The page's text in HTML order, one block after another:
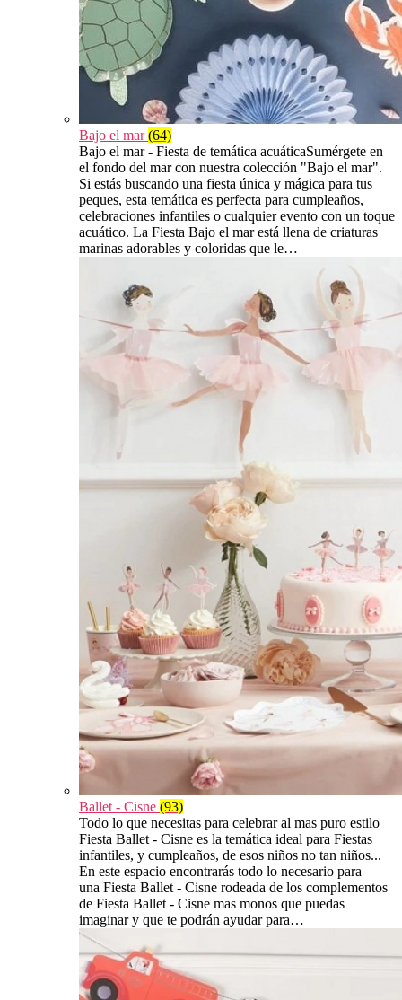
Bajo el mar(64)
Bajo el mar - Fiesta de temática acuáticaSumérgete en
el fondo del mar con nuestra colección "Bajo el mar".
Si estás buscando una fiesta única y mágica para tus
peques, esta temática es perfecta para cumpleaños,
celebraciones infantiles o cualquier evento con un toque
acuático. La Fiesta Bajo el mar está llena de criaturas
marinas adorables y coloridas que le…
Ballet - Cisne (93)
Todo lo que necesitas para celebrar al mas puro estilo
Fiesta Ballet - Cisne es la temática ideal para Fiestas
infantiles, y cumpleaños, de esos niños no tan niños...
En este espacio encontrarás todo lo necesario para
una Fiesta Ballet - Cisne rodeada de los complementos
de Fiesta Ballet - Cisne mas monos que puedas
imaginar y que te podrán ayudar para…